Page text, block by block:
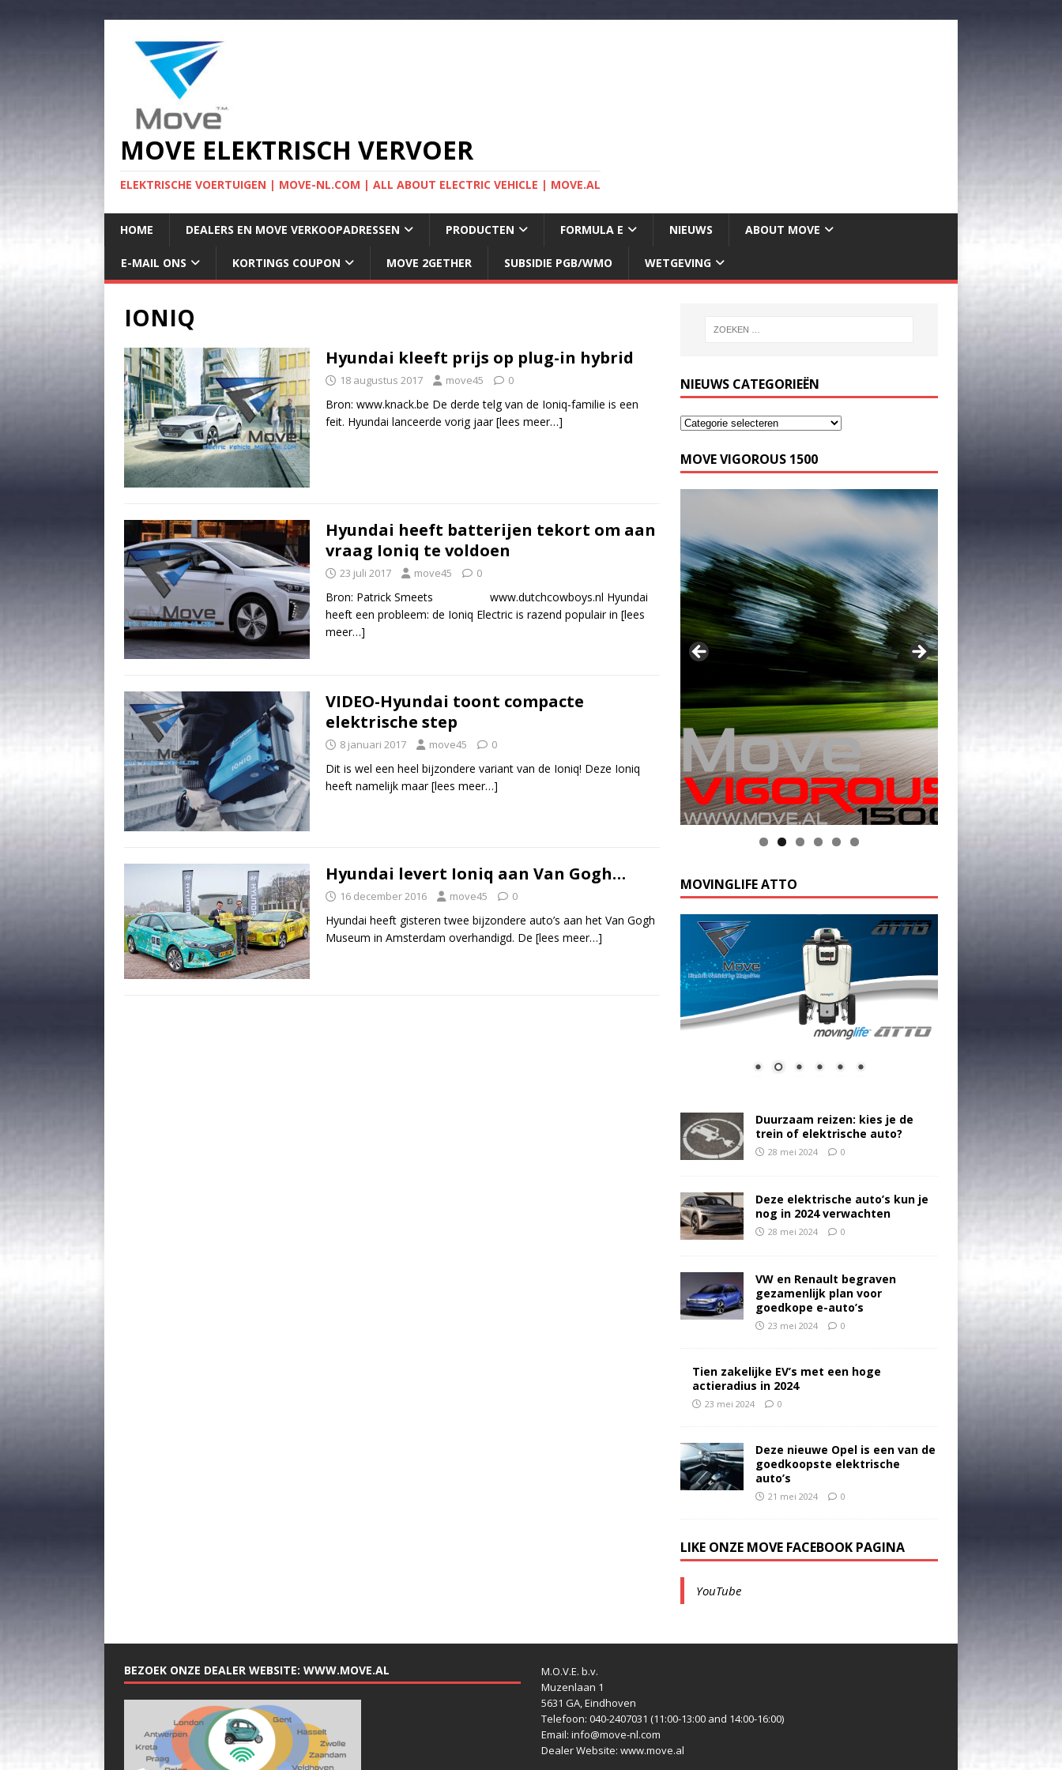
MOVE ELEKTRISCH VERVOER
ELEKTRISCHE VOERTUIGEN | MOVE-NL.COM | ALL ABOUT ELECTRIC VEHICLE | MOVE.AL
HOME DEALERS EN MOVE VERKOOPADRESSEN PRODUCTEN FORMULA E NIEUWS ABOUT MOVE
E-MAIL ONS KORTINGS COUPON MOVE 2GETHER SUBSIDIE PGB/WMO WETGEVING
IONIQ
Hyundai kleeft prijs op plug-in hybrid
18 augustus 2017 move45 0
Bron: www.knack.be De derde telg van de Ioniq-familie is een
feit. Hyundai lanceerde vorig jaar[lees meer…]
Hyundai heeft batterijen tekort om aan
vraag Ioniq te voldoen
23 juli 2017 move45 0
Bron: Patrick Smeets www.dutchcowboys.nl Hyundai
heeft een probleem: de Ioniq Electric is razend populair in [lees
meer…]
VIDEO-Hyundai toont compacte
elektrische step
8 januari 2017 move45 0
Dit is wel een heel bijzondere variant van de Ioniq! Deze Ioniq
heeft namelijk maar[lees meer…]
Hyundai levert Ioniq aan Van Gogh…
16 december 2016 move45 0
Hyundai heeft gisteren twee bijzondere auto’s aan het Van Gogh
Museum in Amsterdam overhandigd. De [lees meer…]
NIEUWS CATEGORIEËN
MOVE VIGOROUS 1500
Klik op de foto voor meer informatie
MOVINGLIFE ATTO
Duurzaam reizen: kies je de
trein of elektrische auto?
28 mei 2024 0
Deze elektrische auto’s kun je
nog in 2024 verwachten
28 mei 2024 0
VW en Renault begraven
gezamenlijk plan voor
goedkope e-auto’s
23 mei 2024 0
Tien zakelijke EV’s met een hoge
actieradius in 2024
23 mei 2024 0
Deze nieuwe Opel is een van de
goedkoopste elektrische
auto’s
21 mei 2024 0
LIKE ONZE MOVE FACEBOOK PAGINA
YouTube
BEZOEK ONZE DEALER WEBSITE: WWW.MOVE.AL
M.O.V.E. b.v.
Muzenlaan 1
5631 GA, Eindhoven
Telefoon: 040-2407031 (11:00-13:00 and 14:00-16:00)
Email: info@move-nl.com
Dealer Website: www.move.al